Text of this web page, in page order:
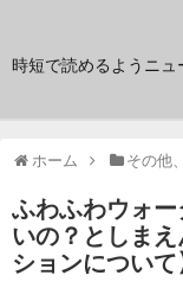
時短で読めるようニ
ホーム その他
ふわふわウォ
いの？としま
ションについて